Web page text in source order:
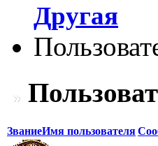
Другая
ЗваниеИмя пользователя